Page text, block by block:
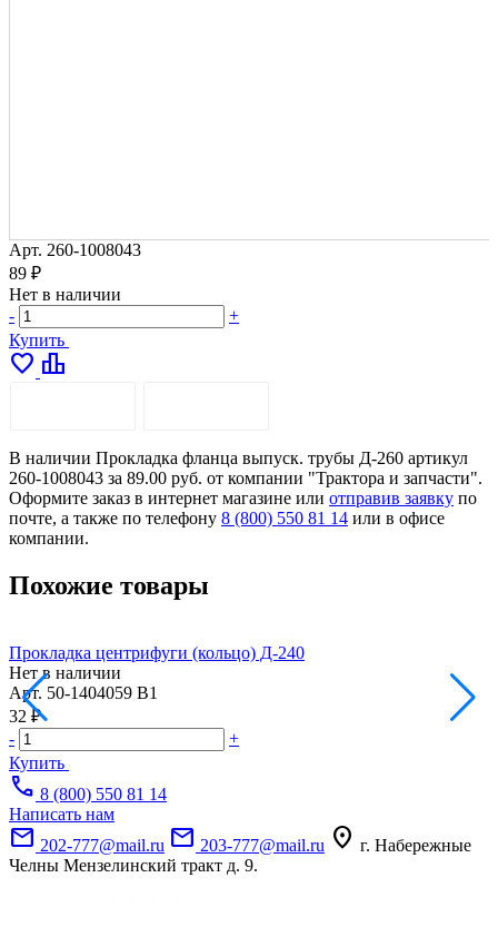
Арт. 260-1008043
89 ₽
Нет в наличии
-
+
Купить
favorite leaderboard
В наличии Прокладка фланца выпуск. трубы Д-260 артикул
260-1008043 за 89.00 руб. от компании "Трактора и запчасти".
Оформите заказ в интернет магазине или отправив заявку по
почте, а также по телефону 8 (800) 550 81 14 или в офисе
компании.
Похожие товары
Прокладка центрифуги (кольцо) Д-240
Нет в наличии
Арт. 50-1404059 В1
32 ₽
-
+
Купить
call 8 (800) 550 81 14
Написать нам
mail 202-777@mail.ru mail 203-777@mail.ru location_on г. Набережные
Челны Мензелинский тракт д. 9.